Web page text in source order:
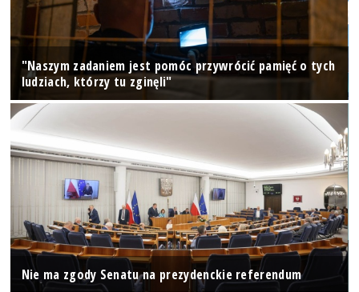
"Naszym zadaniem jest pomóc przywrócić pamięć o tych
ludziach, którzy tu zginęli"
Nie ma zgody Senatu na prezydenckie referendum